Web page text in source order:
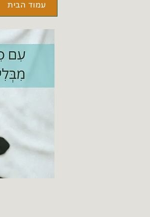
עמוד הבית